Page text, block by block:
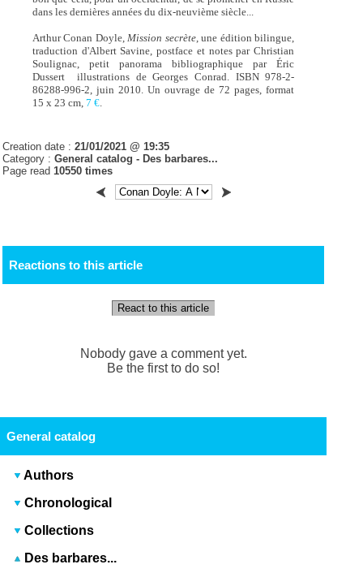
dans les dernières années du dix-neuvième siècle...
Arthur Conan Doyle,Mission secrète, une édition bilingue,
traduction d'Albert Savine, postface et notes par Christian
Soulignac, petit panorama bibliographique par Éric
Dussert illustrations de Georges Conrad. ISBN 978-2-
86288-996-2, juin 2010. Un ouvrage de 72 pages, format
15 x 23 cm, 7 €.
Creation date :21/01/2021 @ 19:35
Category :General catalog - Des barbares...
Page read10550 times
Reactions to this article
React to this article
Nobody gave a comment yet.
Be the first to do so!
General catalog
Authors
Chronological
Collections
Des barbares...